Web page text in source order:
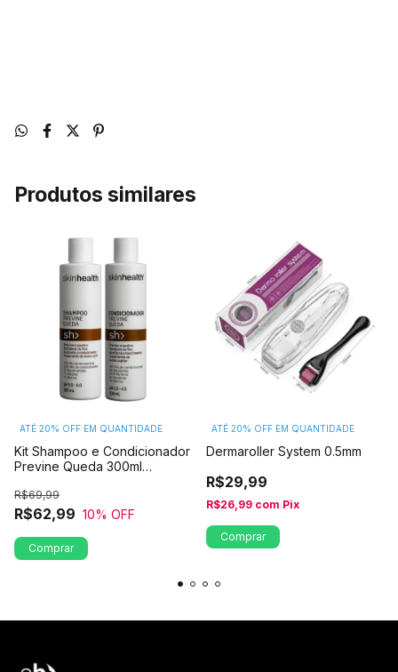
Produtos similares
Kit Shampoo e Condicionador
Previne Queda 300ml
VARIAÇÃO**
R$62,99
R$69,99
10% OFF
ATÉ 20% OFF EM QUANTIDADE
Comprar
Dermaroller System 0.5mm
R$29,99
ATÉ 20% OFF EM QUANTIDADE
R$26,99 com Pix